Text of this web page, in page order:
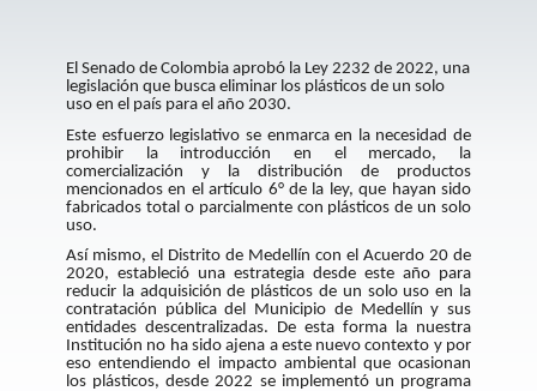
El Senado de Colombia aprobó la Ley 2232 de 2022, una
legislación que busca eliminar los plásticos de un solo
uso en el país para el año 2030.
Este esfuerzo legislativo se enmarca en la necesidad de
prohibir la introducción en el mercado, la
comercialización y la distribución de productos
mencionados en el artículo 6° de la ley, que hayan sido
fabricados total o parcialmente con plásticos de un solo
uso.
Así mismo, el Distrito de Medellín con el Acuerdo 20 de
2020, estableció una estrategia desde este año para
reducir la adquisición de plásticos de un solo uso en la
contratación pública del Municipio de Medellín y sus
entidades descentralizadas. De esta forma la nuestra
Institución no ha sido ajena a este nuevo contexto y por
eso entendiendo el impacto ambiental que ocasionan
los plásticos,desde 2022 se implementó un programa